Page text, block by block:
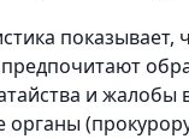
показывает,
и жалобы
органы